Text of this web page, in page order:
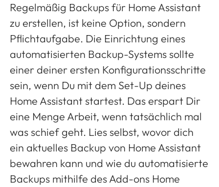
Regelmäßig Backups für Home Assistant
zu erstellen, ist keine Option, sondern
Pflichtaufgabe. Die Einrichtung eines
automatisierten Backup-Systems sollte
einer deiner ersten Konfigurationsschritte
sein, wenn Du mit dem Set-Up deines
Home Assistant startest. Das erspart Dir
eine Menge Arbeit, wenn tatsächlich mal
was schief geht. Lies selbst, wovor dich
ein aktuelles Backup von Home Assistant
bewahren kann und wie du automatisierte
Backups mithilfe des Add-ons Home